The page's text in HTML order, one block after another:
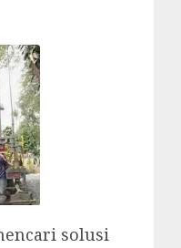
solusi